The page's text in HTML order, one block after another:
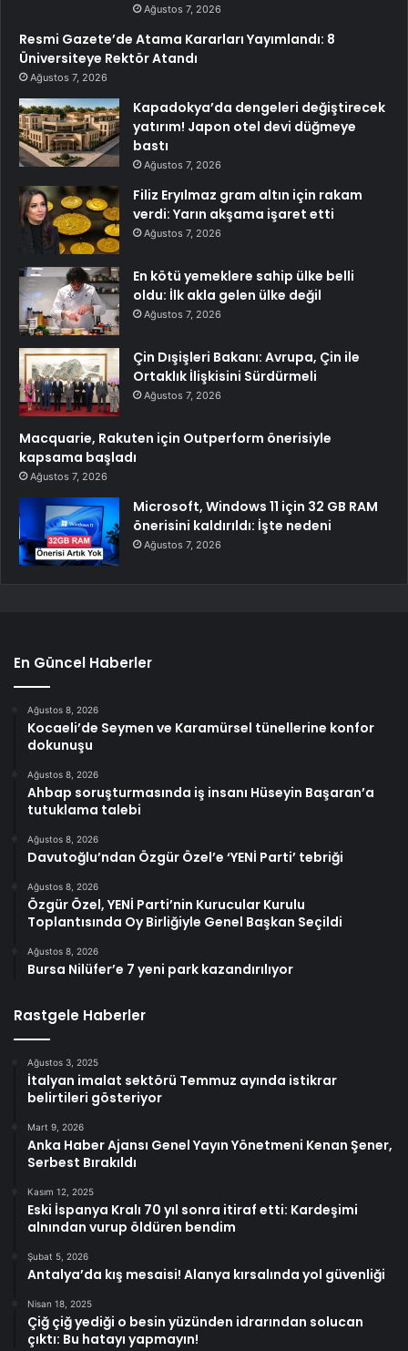
Ağustos 7, 2026
Resmi Gazete’de Atama Kararları Yayımlandı: 8
Üniversiteye Rektör Atandı
Ağustos 7, 2026
Kapadokya’da dengeleri değiştirecek
yatırım! Japon otel devi düğmeye
bastı
Ağustos 7, 2026
Filiz Eryılmaz gram altın için rakam
verdi: Yarın akşama işaret etti
Ağustos 7, 2026
En kötü yemeklere sahip ülke belli
oldu: İlk akla gelen ülke değil
Ağustos 7, 2026
Çin Dışişleri Bakanı: Avrupa, Çin ile
Ortaklık İlişkisini Sürdürmeli
Ağustos 7, 2026
Macquarie, Rakuten için Outperform önerisiyle
kapsama başladı
Ağustos 7, 2026
Microsoft, Windows 11 için 32 GB RAM
önerisini kaldırıldı: İşte nedeni
Ağustos 7, 2026
En Güncel Haberler
Ağustos 8, 2026
Kocaeli’de Seymen ve Karamürsel tünellerine konfor
dokunuşu
Ağustos 8, 2026
Ahbap soruşturmasında iş insanı Hüseyin Başaran’a
tutuklama talebi
Ağustos 8, 2026
Davutoğlu’ndan Özgür Özel’e ‘YENİ Parti’ tebriği
Ağustos 8, 2026
Özgür Özel, YENİ Parti’nin Kurucular Kurulu
Toplantısında Oy Birliğiyle Genel Başkan Seçildi
Ağustos 8, 2026
Bursa Nilüfer’e 7 yeni park kazandırılıyor
Rastgele Haberler
Ağustos 3, 2025
İtalyan imalat sektörü Temmuz ayında istikrar
belirtileri gösteriyor
Mart 9, 2026
Anka Haber Ajansı Genel Yayın Yönetmeni Kenan Şener,
Serbest Bırakıldı
Kasım 12, 2025
Eski İspanya Kralı 70 yıl sonra itiraf etti: Kardeşimi
alnından vurup öldüren bendim
Şubat 5, 2026
Antalya’da kış mesaisi! Alanya kırsalında yol güvenliği
Nisan 18, 2025
Çiğ çiğ yediği o besin yüzünden idrarından solucan
çıktı: Bu hatayı yapmayın!